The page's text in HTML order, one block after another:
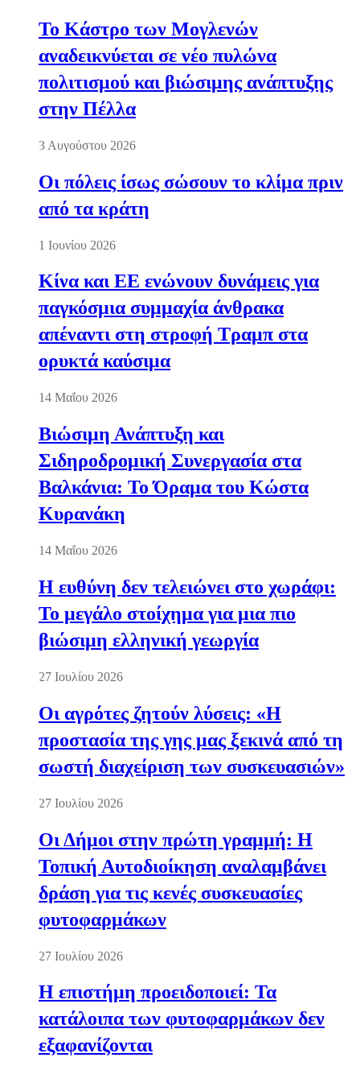
Το Κάστρο των Μογλενών
αναδεικνύεται σε νέο πυλώνα
πολιτισμού και βιώσιμης ανάπτυξης
στην Πέλλα
3 Αυγούστου 2026
Οι πόλεις ίσως σώσουν το κλίμα πριν
από τα κράτη
1 Ιουνίου 2026
Κίνα και ΕΕ ενώνουν δυνάμεις για
παγκόσμια συμμαχία άνθρακα
απέναντι στη στροφή Τραμπ στα
ορυκτά καύσιμα
14 Μαΐου 2026
Βιώσιμη Ανάπτυξη και
Σιδηροδρομική Συνεργασία στα
Βαλκάνια: Το Όραμα του Κώστα
Κυρανάκη
14 Μαΐου 2026
Η ευθύνη δεν τελειώνει στο χωράφι:
Το μεγάλο στοίχημα για μια πιο
βιώσιμη ελληνική γεωργία
27 Ιουλίου 2026
Οι αγρότες ζητούν λύσεις: «Η
προστασία της γης μας ξεκινά από τη
σωστή διαχείριση των συσκευασιών»
27 Ιουλίου 2026
Οι Δήμοι στην πρώτη γραμμή: Η
Τοπική Αυτοδιοίκηση αναλαμβάνει
δράση για τις κενές συσκευασίες
φυτοφαρμάκων
27 Ιουλίου 2026
Η επιστήμη προειδοποιεί: Τα
κατάλοιπα των φυτοφαρμάκων δεν
εξαφανίζονται